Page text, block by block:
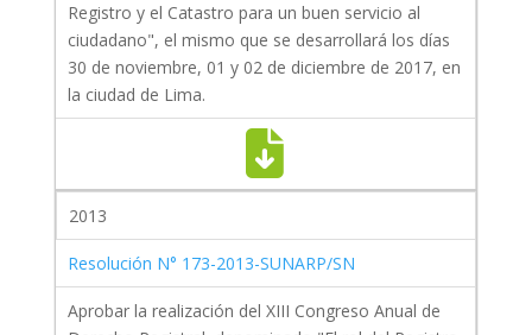
Registro y el Catastro para un buen servicio al
ciudadano", el mismo que se desarrollará los días
30 de noviembre, 01 y 02 de diciembre de 2017, en
la ciudad de Lima.
2013
Resolución N° 173-2013-SUNARP/SN
Aprobar la realización del XIII Congreso Anual de